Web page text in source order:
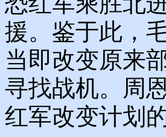
援。鉴于此，
当即改变原来
寻找战机。周
红军改变计划